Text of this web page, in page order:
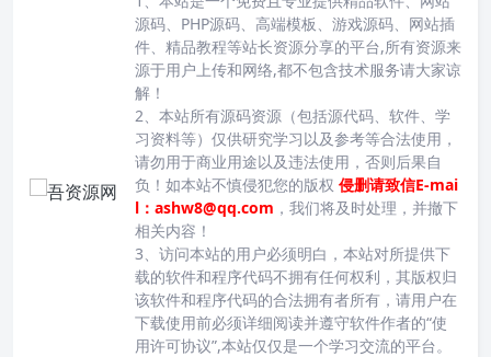
源码、PHP源码、高端模板、游戏源码、网站插
件、精品教程等站长资源分享的平台,所有资源来
源于用户上传和网络,都不包含技术服务请大家谅
解！
2、本站所有源码资源（包括源代码、软件、学
习资料等）仅供研究学习以及参考等合法使用，
请勿用于商业用途以及违法使用，否则后果自
负！如本站不慎侵犯您的版权 侵删请致信E-mai
l：ashw8@qq.com ，我们将及时处理，并撤下
相关内容！
3、访问本站的用户必须明白，本站对所提供下
载的软件和程序代码不拥有任何权利，其版权归
该软件和程序代码的合法拥有者所有，请用户在
下载使用前必须详细阅读并遵守软件作者的“使
用许可协议”,本站仅仅是一个学习交流的平台。